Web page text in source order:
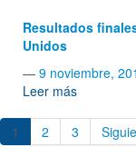
Resultados
Unidos
— 9 noviembre,
Leer más
1 2 3